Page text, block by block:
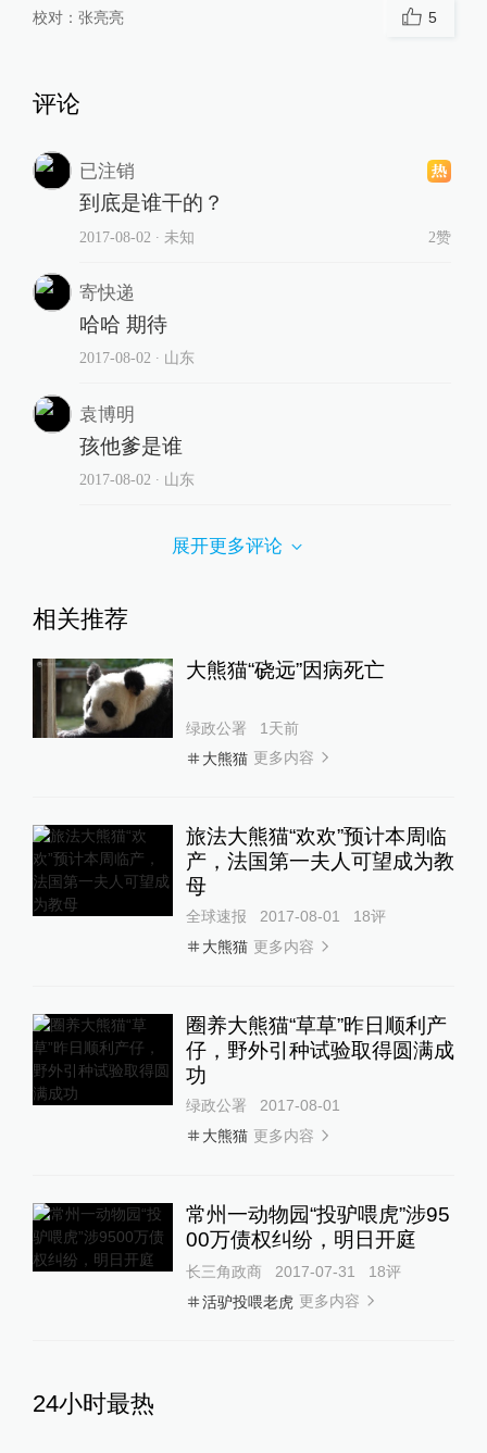
校对： 张亮亮 5
评论
已注销
到底是谁干的？
2017-08-02 ∙ 未知 2赞
寄快递
哈哈 期待
2017-08-02 ∙ 山东
袁博明
孩他爹是谁
2017-08-02 ∙ 山东
展开更多评论
相关推荐
大熊猫“硗远”因病死亡
绿政公署
1天前
大熊猫 更多内容
旅法大熊猫“欢欢”预计本周临
产，法国第一夫人可望成为教
母
全球速报 2017-08-01 18评
大熊猫 更多内容
圈养大熊猫“草草”昨日顺利产
仔，野外引种试验取得圆满成
功
绿政公署
2017-08-01
大熊猫 更多内容
常州一动物园“投驴喂虎”涉95
00万债权纠纷，明日开庭
长三角政商 2017-07-31 18评
活驴投喂老虎 更多内容
24小时最热